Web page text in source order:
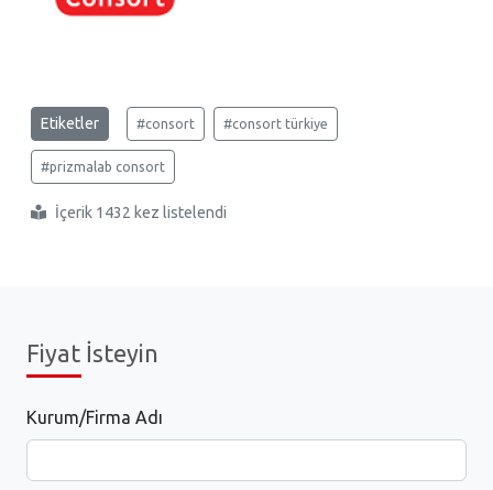
Etiketler #consort #consort türkiye
#prizmalab consort
İçerik 1432 kez listelendi
Fiyat İsteyin
Kurum/Firma Adı